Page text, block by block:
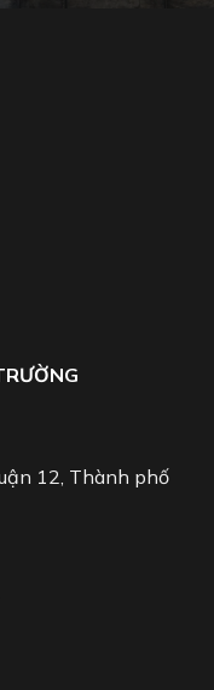
12, Thành phố